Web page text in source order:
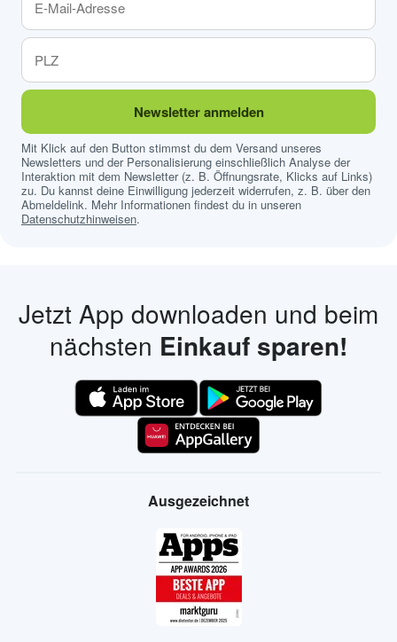
Newsletter anmelden
Mit Klick auf den Button stimmst du dem Versand unseres
Newsletters und der Personalisierung einschließlich Analyse der
Interaktion mit dem Newsletter (z. B. Öffnungsrate, Klicks auf Links)
zu. Du kannst deine Einwilligung jederzeit widerrufen, z. B. über den
Abmeldelink. Mehr Informationen findest du in unseren
Datenschutzhinweisen.
Jetzt App downloaden und beim
nächsten Einkauf sparen!
Ausgezeichnet